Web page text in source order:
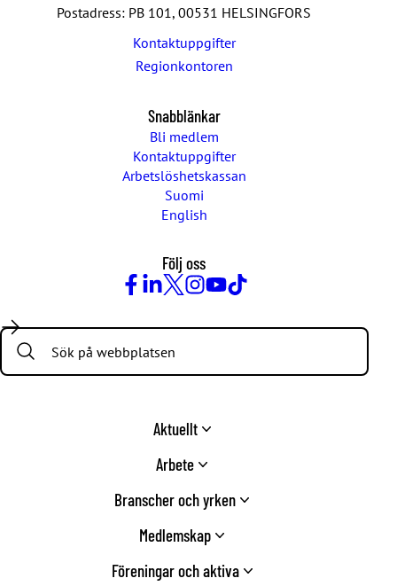
Postadress: PB 101, 00531 HELSINGFORS
Kontaktuppgifter
Regionkontoren
Snabblänkar
Bli medlem
Kontaktuppgifter
Arbetslöshetskassan
Suomi
English
Följ oss
Search:
Aktuellt
Arbete
Branscher och yrken
Medlemskap
Föreningar och aktiva